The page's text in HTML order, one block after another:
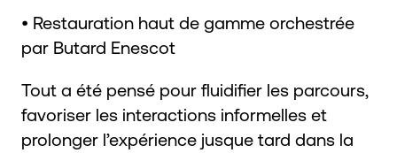
• Restauration haut de gamme orchestrée
par Butard Enescot
Tout a été pensé pour fluidifier les parcours,
favoriser les interactions informelles et
prolonger l’expérience jusque tard dans la